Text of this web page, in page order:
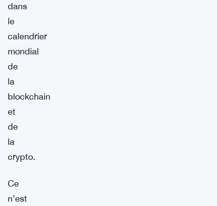
dans
le
calendrier
mondial
de
la
blockchain
et
de
la
crypto.
Ce
n’est